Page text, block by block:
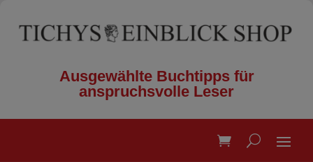
Ausgewählte Buchtipps für
anspruchsvolle Leser